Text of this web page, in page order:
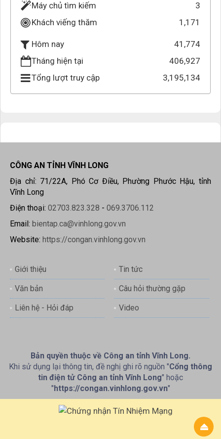
Máy chủ tìm kiếm
3
Khách viếng thăm
1,171
Hôm nay
41,774
Tháng hiện tại
406,927
Tổng lượt truy cập
3,195,134
CÔNG AN TỈNH VĨNH LONG
Địa chỉ: 71/22A, Phó Cơ Điều, Phường Phước Hậu, tỉnh
Vĩnh Long
Điện thoại: 02703.823.328 - 069.3706.112
Email: bientap.ca@vinhlong.gov.vn
Website: https://congan.vinhlong.gov.vn
Giới thiệu Tin tức
Văn bản Câu hỏi thường gặp
Liên hệ - Hỏi đáp Video
Bản quyền thuộc về Công an tỉnh Vĩnh Long.
Khi sử dụng lại thông tin, đề nghị ghi rõ nguồn "Cổng thông
tin điện tử Công an tỉnh Vĩnh Long" hoặc
"https://congan.vinhlong.gov.vn"